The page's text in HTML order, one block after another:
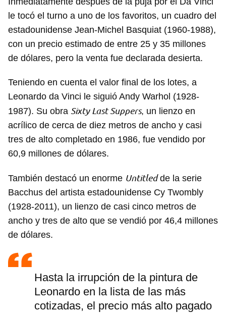
Guardar como favorito
Para poder guardar como favorito, primero has de
iniciar sesión con tu cuenta de 14ymedio.
le tocó el turno a uno de los favoritos, un cuadro del
estadounidense Jean-Michel Basquiat (1960-1988),
con un precio estimado de entre 25 y 35 millones
de dólares, pero la venta fue declarada desierta.
Teniendo en cuenta el valor final de los lotes, a
Leonardo da Vinci le siguió Andy Warhol (1928-
1987). Su obra Sixty Last Suppers, un lienzo en
acrílico de cerca de diez metros de ancho y casi
tres de alto completado en 1986, fue vendido por
60,9 millones de dólares.
También destacó un enorme Untitledde la serie
Bacchus del artista estadounidense Cy Twombly
(1928-2011), un lienzo de casi cinco metros de
ancho y tres de alto que se vendió por 46,4 millones
de dólares.
Hasta la irrupción de la pintura de
Leonardo en la lista de las más
cotizadas, el precio más alto pagado